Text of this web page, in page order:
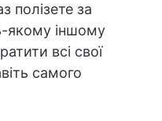
полізете за
якому іншому
всі свої
самого